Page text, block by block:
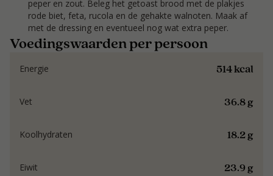
peper en zout. Beleg het getoast brood met de plakjes
rode biet, feta, rucola en de gehakte walnoten. Maak af
met de dressing en eventueel nog wat extra peper.
Voedingswaarden per persoon
514 kcal
Energie
36.8 g
Vet
18.2 g
Koolhydraten
23.9 g
Eiwit